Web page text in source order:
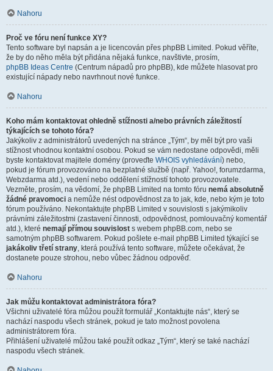
Nahoru
Proč ve fóru není funkce XY?
Tento software byl napsán a je licencován přes phpBB Limited. Pokud věříte,
že by do něho měla být přidána nějaká funkce, navštivte, prosím,
phpBB Ideas Centre (Centrum nápadů pro phpBB), kde můžete hlasovat pro
existující nápady nebo navrhnout nové funkce.
Nahoru
Koho mám kontaktovat ohledně stížnosti a/nebo právních záležitostí
týkajících se tohoto fóra?
Jakýkoliv z administrátorů uvedených na stránce „Tým“, by měl být pro vaši
stížnost vhodnou kontaktní osobou. Pokud se vám nedostane odpovědi, měli
byste kontaktovat majitele domény (proveďte WHOIS vyhledávání) nebo,
pokud je fórum provozováno na bezplatné službě (např. Yahoo!, forumzdarma,
Webzdarma atd.), vedení nebo oddělení stížností tohoto provozovatele.
Vezměte, prosím, na vědomí, že phpBB Limited na tomto fóru nemá absolutně
žádné pravomoci a nemůže nést odpovědnost za to jak, kde, nebo kým je toto
fórum používáno. Nekontaktujte phpBB Limited v souvislosti s jakýmikoliv
právními záležitostmi (zastavení činnosti, odpovědnost, pomlouvačný komentář
atd.), které nemají přímou souvislost s webem phpBB.com, nebo se
samotným phpBB softwarem. Pokud pošlete e-mail phpBB Limited týkající se
jakákoliv třetí strany, která používá tento software, můžete očekávat, že
dostanete pouze strohou, nebo vůbec žádnou odpověď.
Nahoru
Jak můžu kontaktovat administrátora fóra?
Všichni uživatelé fóra můžou použít formulář „Kontaktujte nás“, který se
nachází naspodu všech stránek, pokud je tato možnost povolena
administrátorem fóra.
Přihlášení uživatelé můžou také použít odkaz „Tým“, který se také nachází
naspodu všech stránek.